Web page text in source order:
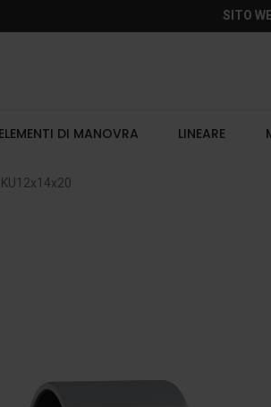
SITO
ELEMENTI DI MANOVRA LINEARE